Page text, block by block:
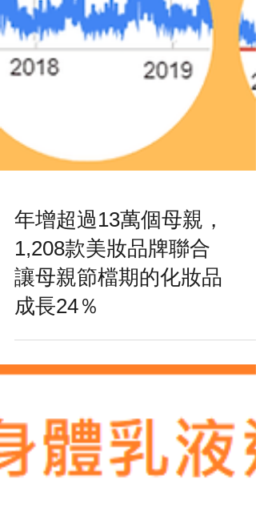
年增超過13萬個母親，
1,208款美妝品牌聯合
成長24％